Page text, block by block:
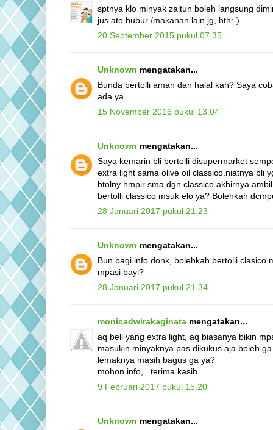
sptnya klo minyak zaitun boleh langsung
jus ato bubur /makanan lain jg, hth:-)
20 September 2015 pukul 07.35
Unknown mengatakan...
Bunda bertolli aman dan halal kah? Saya
ada ya
15 November 2016 pukul 13.04
Unknown mengatakan...
Saya kemarin bli bertolli disupermarket
extra light sama olive oil classico.niatnya bli
btolny hmpir sma dgn classico akhirnya
bertolli classico msuk elo ya? Bolehkah
28 Januari 2017 pukul 21.23
Unknown mengatakan...
Bun bagi info donk, bolehkah bertolli clasico
mpasi bayi?
28 Januari 2017 pukul 21.34
monicadwirakaginata mengatakan...
aq beli yang extra light, aq biasanya bikin
masukin minyaknya pas dikukus aja boleh
lemaknya masih bagus ga ya?
mohon info,.. terima kasih
9 Februari 2017 pukul 15.20
Unknown mengatakan...